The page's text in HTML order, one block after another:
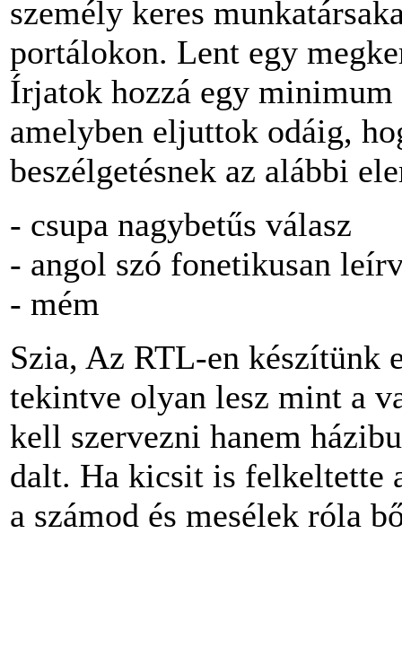
személy keres
portálokon. Lent egy
Írjatok hozzá egy minimum
amelyben eljuttok odáig,
beszélgetésnek az alábbi
- csupa nagybetűs válasz
- angol szó fonetikusan
- mém
Szia, Az RTL-en készítünk
tekintve olyan lesz mint a
kell szervezni hanem
dalt. Ha kicsit is felkeltette
a számod és mesélek róla